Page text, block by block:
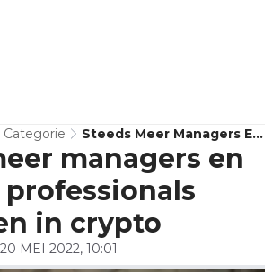
Categorie
Steeds Meer Managers En
Zakelijks Professionals
Investeren In Crypto
managers en
in crypto
20 MEI 2022, 10:01